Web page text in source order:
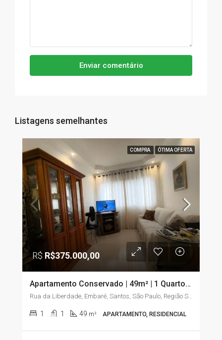
Enviar comentário
Listagens semelhantes
COMPRA ÓTIMA OFERTA
R$ R$375.000,00
Apartamento Conservado | 49m² | 1 Quarto com Sacada | Embaré – Santos/SP
1 1 49 m² APARTAMENTO, RESIDENCIAL